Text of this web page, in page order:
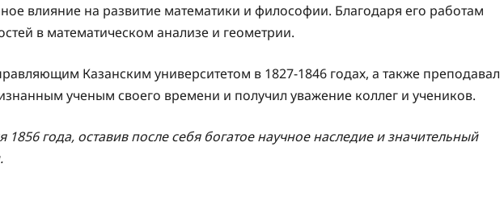
влияние на развитие математики и философии. Благодаря его работам
в математическом анализе и геометрии.
Казанским университетом в 1827-1846 годах, а также преподавал
ученым своего времени и получил уважение коллег и учеников.
года, оставив после себя богатое научное наследие и значительный